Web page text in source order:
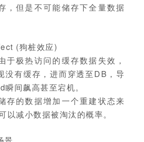
，但是不可能储存下全量数据
(狗桩效应)
于极热访问的缓存数据失效，
没有缓存，进而穿透至DB，导
间飙高甚至宕机。
存的数据增加一个重建状态来
以减小数据被淘汰的概率。